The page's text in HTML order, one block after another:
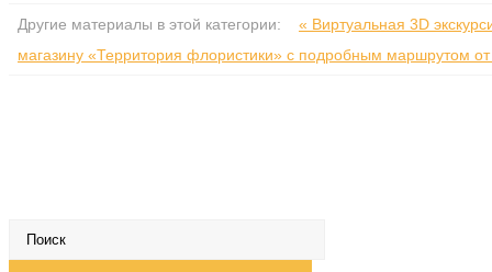
Другие материалы в этой категории:
« Виртуальная 3D
магазину «Территория флористики» с подробным маршрутом